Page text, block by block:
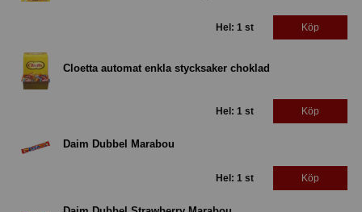
Hel: 1 st Köp
Cloetta automat enkla stycksaker choklad
Hel: 1 st Köp
Daim Dubbel Marabou
Hel: 1 st Köp